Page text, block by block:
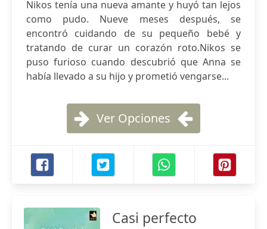
Nikos tenía una nueva amante y huyó tan lejos
como pudo. Nueve meses después, se
encontró cuidando de su pequeño bebé y
tratando de curar un corazón roto.Nikos se
puso furioso cuando descubrió que Anna se
había llevado a su hijo y prometió vengarse...
Ver Opciones
Casi perfecto